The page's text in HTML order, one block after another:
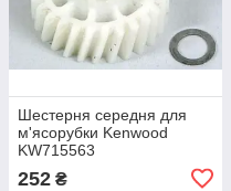
Шестерня середня для
м'ясорубки Kenwood
KW715563
252 ₴